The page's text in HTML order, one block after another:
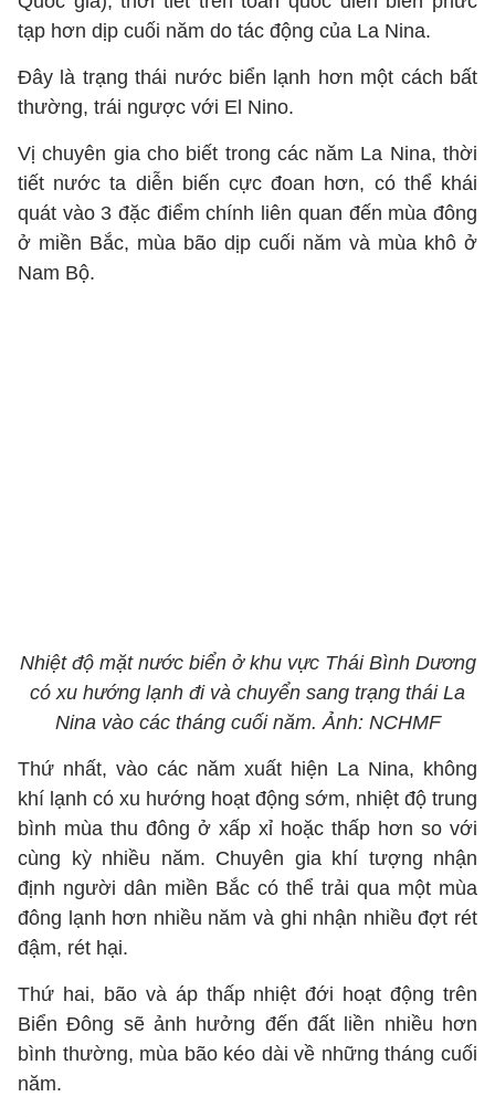
tạp hơn dịp cuối năm do tác động của La Nina.
Đây là trạng thái nước biển lạnh hơn một cách bất
thường, trái ngược với El Nino.
Vị chuyên gia cho biết trong các năm La Nina, thời
tiết nước ta diễn biến cực đoan hơn, có thể khái
quát vào 3 đặc điểm chính liên quan đến mùa đông
ở miền Bắc, mùa bão dịp cuối năm và mùa khô ở
Nam Bộ.
Nhiệt độ mặt nước biển ở khu vực Thái Bình Dương
có xu hướng lạnh đi và chuyển sang trạng thái La
Nina vào các tháng cuối năm. Ảnh: NCHMF
Thứ nhất, vào các năm xuất hiện La Nina, không
khí lạnh có xu hướng hoạt động sớm, nhiệt độ trung
bình mùa thu đông ở xấp xỉ hoặc thấp hơn so với
cùng kỳ nhiều năm. Chuyên gia khí tượng nhận
định người dân miền Bắc có thể trải qua một mùa
đông lạnh hơn nhiều năm và ghi nhận nhiều đợt rét
đậm, rét hại.
Thứ hai, bão và áp thấp nhiệt đới hoạt động trên
Biển Đông sẽ ảnh hưởng đến đất liền nhiều hơn
bình thường, mùa bão kéo dài về những tháng cuối
năm.